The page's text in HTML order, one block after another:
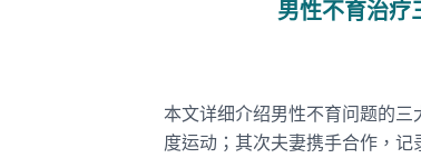
男性不育治疗
本文详细介绍男性不育问题的
度运动；其次夫妻携手合作，